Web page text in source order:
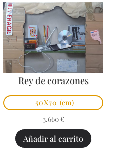
Rey de corazones
50X70 (cm)
3.660 €
Añadir al carrito